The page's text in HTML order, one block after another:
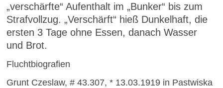
„verschärfte“ Aufenthalt im „Bunker“ bis zum
Strafvollzug. „Verschärft“ hieß Dunkelhaft, die
ersten 3 Tage ohne Essen, danach Wasser
und Brot.
Fluchtbiografien
Grunt Czeslaw, # 43.307, * 13.03.1919 in Pastwiska